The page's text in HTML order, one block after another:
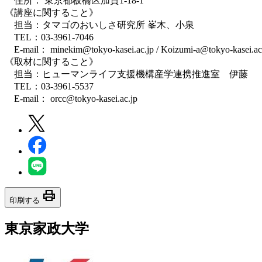
《講座に関すること》
担当：タマゴのおいしさ研究所 峯木、小泉
TEL：03-3961-7046
E-mail： minekim@tokyo-kasei.ac.jp / Koizumi-a@tokyo-
《取材に関すること》
担当：ヒューマンライフ支援機構産学連携推進室 伊藤
TEL：03-3961-5537
E-mail： orcc@tokyo-kasei.ac.jp
印刷する print
東京家政大学